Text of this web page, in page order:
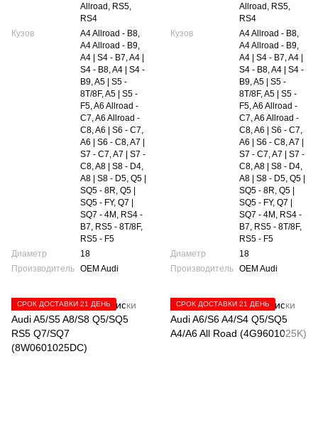
Allroad, RS5,
RS4
Кузов
A4 Allroad - B8,
A4 Allroad - B9,
A4 | S4 - B7, A4 |
S4 - B8, A4 | S4 -
B9, A5 | S5 -
8T/8F, A5 | S5 -
F5, A6 Allroad -
C7, A6 Allroad -
C8, A6 | S6 - C7,
A6 | S6 - C8, A7 |
S7 - C7, A7 | S7 -
C8, A8 | S8 - D4,
A8 | S8 - D5, Q5 |
SQ5 - 8R, Q5 |
SQ5 - FY, Q7 |
SQ7 - 4M, RS4 -
B7, RS5 - 8T/8F,
RS5 - F5
Диаметр
18
Производитель OEM Audi
Allroad, RS5,
RS4
Кузов
A4 Allroad - B8,
A4 Allroad - B9,
A4 | S4 - B7, A4 |
S4 - B8, A4 | S4 -
B9, A5 | S5 -
8T/8F, A5 | S5 -
F5, A6 Allroad -
C7, A6 Allroad -
C8, A6 | S6 - C7,
A6 | S6 - C8, A7 |
S7 - C7, A7 | S7 -
C8, A8 | S8 - D4,
A8 | S8 - D5, Q5 |
SQ5 - 8R, Q5 |
SQ5 - FY, Q7 |
SQ7 - 4M, RS4 -
B7, RS5 - 8T/8F,
RS5 - F5
Диаметр
18
Производитель OEM Audi
СРОК ДОСТАВКИ 21 ДЕНЬ СРОК ДОСТАВКИ 21 ДЕНЬ